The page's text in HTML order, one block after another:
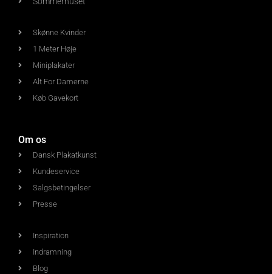
Skønne Kvinder
1 Meter Høje
Miniplakater
Alt For Damerne
Køb Gavekort
Om os
Dansk Plakatkunst
Kundeservice
Salgsbetingelser
Presse
Inspiration
Indramning
Blog